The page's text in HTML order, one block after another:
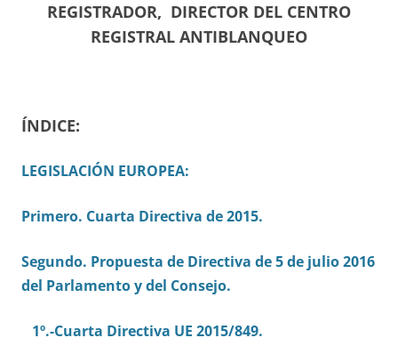
REGISTRADOR, DIRECTOR DEL CENTRO
REGISTRAL ANTIBLANQUEO
ÍNDICE:
LEGISLACIÓN EUROPEA:
Primero. Cuarta Directiva de 2015.
Segundo. Propuesta de Directiva de 5 de julio 2016
del Parlamento y del Consejo.
1º.-Cuarta Directiva UE 2015/849.